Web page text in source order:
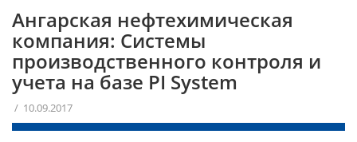
Ангарская нефтехимическая
компания: Системы
производственного контроля и
учета на базе PI System
/ 10.09.2017